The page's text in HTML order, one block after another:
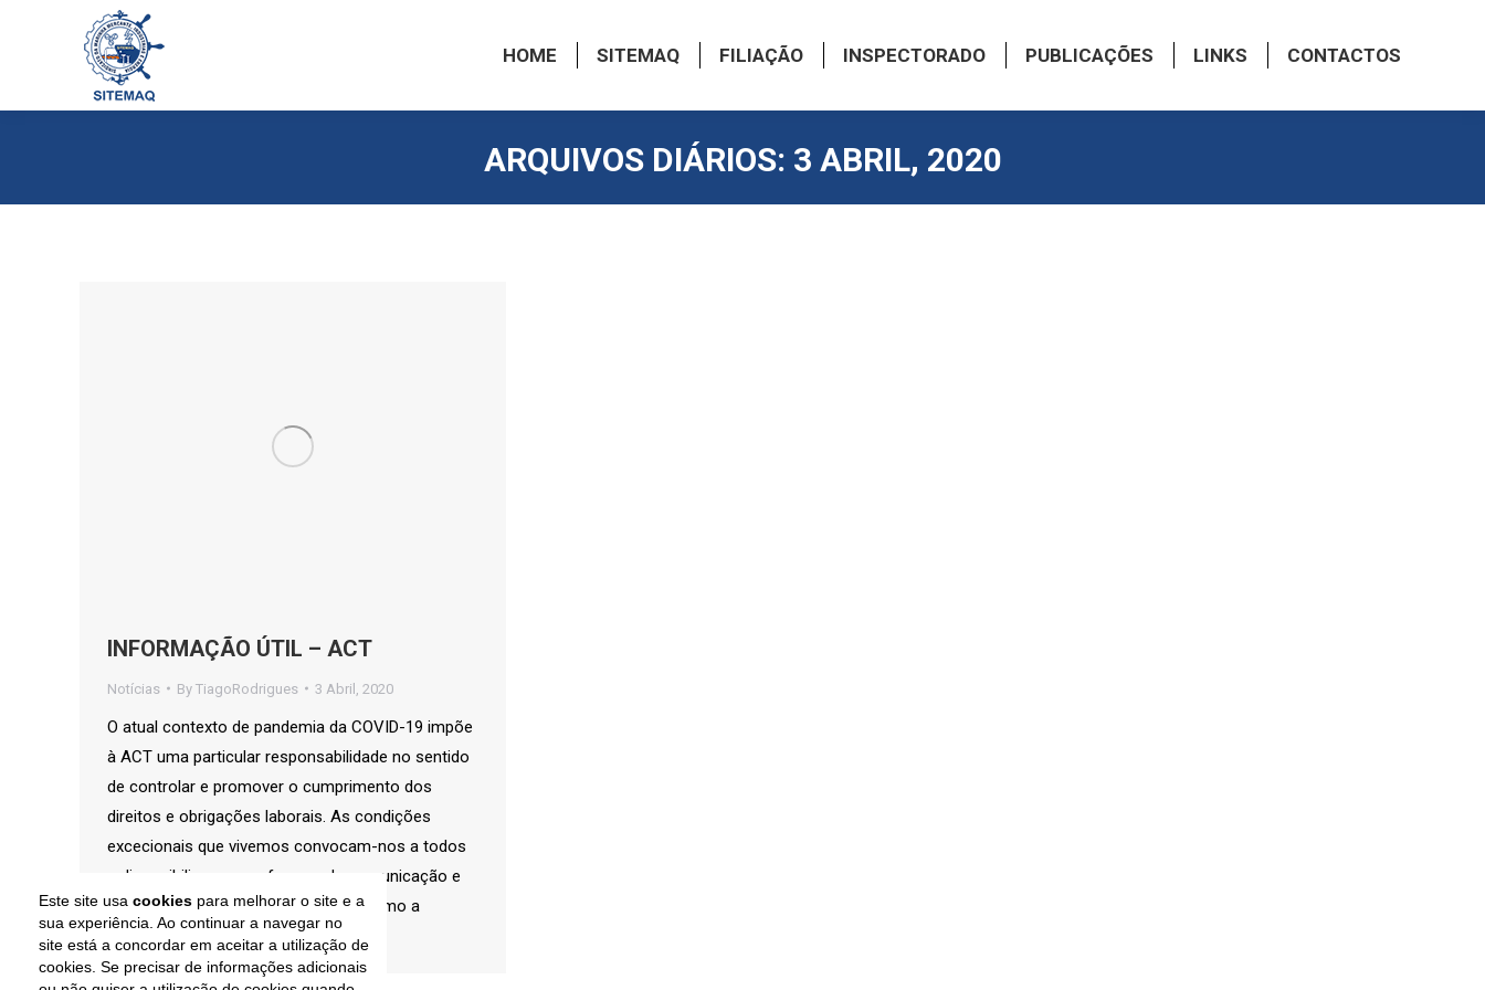
HOME SITEMAQ FILIAÇÃO INSPECTORADO PUBLICAÇÕES LINKS CONTACTOS
ARQUIVOS DIÁRIOS: 3 ABRIL, 2020
INFORMAÇÃO ÚTIL – ACT
Notícias By TiagoRodrigues 3 Abril, 2020
O atual contexto de pandemia da COVID-19 impõe
à ACT uma particular responsabilidade no sentido
de controlar e promover o cumprimento dos
direitos e obrigações laborais. As condições
excecionais que vivemos convocam-nos a todos
a disponibilizar novas formas de comunicação e
interação, por forma a reduzir ao mínimo a
propagação do vírus. Foi lançado no…
Este site usa cookies para melhorar o site e a
sua experiência. Ao continuar a navegar no
site está a concordar em aceitar a utilização de
cookies. Se precisar de informações adicionais